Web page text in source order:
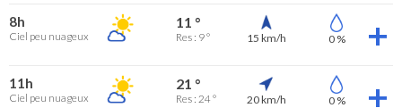
8h
Ciel peu nuageux
11 °
Res : 9 ° 15 km/h 0 %
11h
Ciel peu nuageux
21 °
Res : 24 ° 20 km/h 0 %